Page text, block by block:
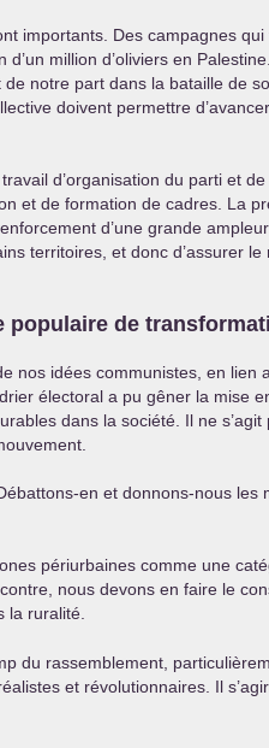
importants. Des campagnes
million d’oliviers en
notre part dans la bataille de
doivent permettre
d’organisation du parti et
et de formation de cadres. La
d’une grande
territoires, et donc d’assurer
populaire de
idées communistes, en
électoral a pu gêner la
dans la société. Il ne
en et donnons-nous
périurbaines comme une
nous devons en faire le
la ruralité.
du rassemblement,
et révolutionnaires. Il